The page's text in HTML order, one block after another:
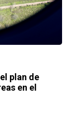
plan de
en el